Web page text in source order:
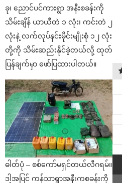
ခု၊ ညောင်ပင်ကားရွာ အနီးစခန်းကို
သိမ်းချိန် ယာယီတဲ ၁ လုံး၊ ကင်းတဲ ၂
လုံးနဲ့ လက်လုပ်နင်းမိုင်းမျိုးစုံ ၁၂ လုံး
တို့ကို သိမ်းဆည်းနိုင်ခဲ့တယ်လို့ ထုတ်
ပြန်ချက်မှာ ဖော်ပြထားပါတယ်။
ဓါတ်ပုံ – စစ်ကော်မရှင်တယ်လီဂရမ်။
ဒါ့အပြင် ကန်သာရွာအနီးကစခန်းကို